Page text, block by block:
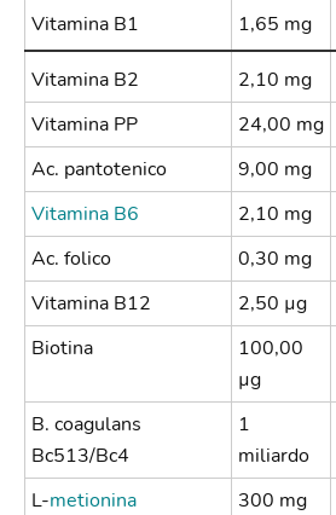
Vitamina B1 1,65 mg
Vitamina B2 2,10 mg
Vitamina PP
24,00 mg
Ac. pantotenico
9,00 mg
Vitamina B6
2,10 mg
Ac. folico
0,30 mg
Vitamina B12
2,50 µg
Biotina
100,00
µg
B. coagulans
Bc513/Bc4
1
miliardo
L-metionina 300 mg